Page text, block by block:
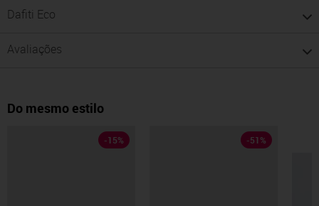
Dafiti Eco
Avaliações
Do mesmo estilo
-15% -51 %